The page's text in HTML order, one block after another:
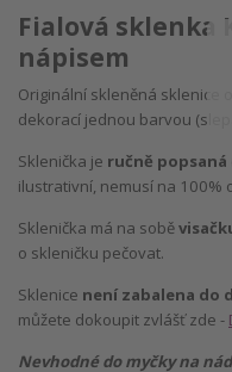
Fialová sklenka
nápisem
Originální skleněná sklenice
dekorací jednou barvou
Sklenička je ručně popsaná
ilustrativní, nemusí na 100%
Sklenička má na sobě
o skleničku pečovat.
Sklenice není zabalena do
můžete dokoupit zvlášť zde -
Nevhodné do myčky na